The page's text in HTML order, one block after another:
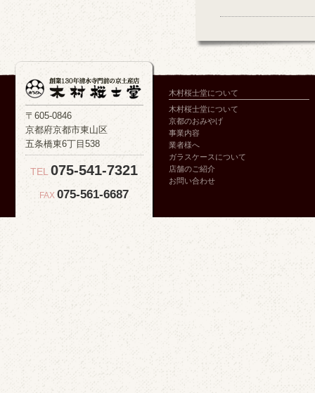
〒605-0846
京都府京都市東山区
五条橋東6丁目538
TEL075-541-7321
FAX075-561-6687
木村桜士堂について
木村桜士堂について
京都のおみやげ
事業内容
業者様へ
ガラスケースについて
店舗のご紹介
お問い合わせ